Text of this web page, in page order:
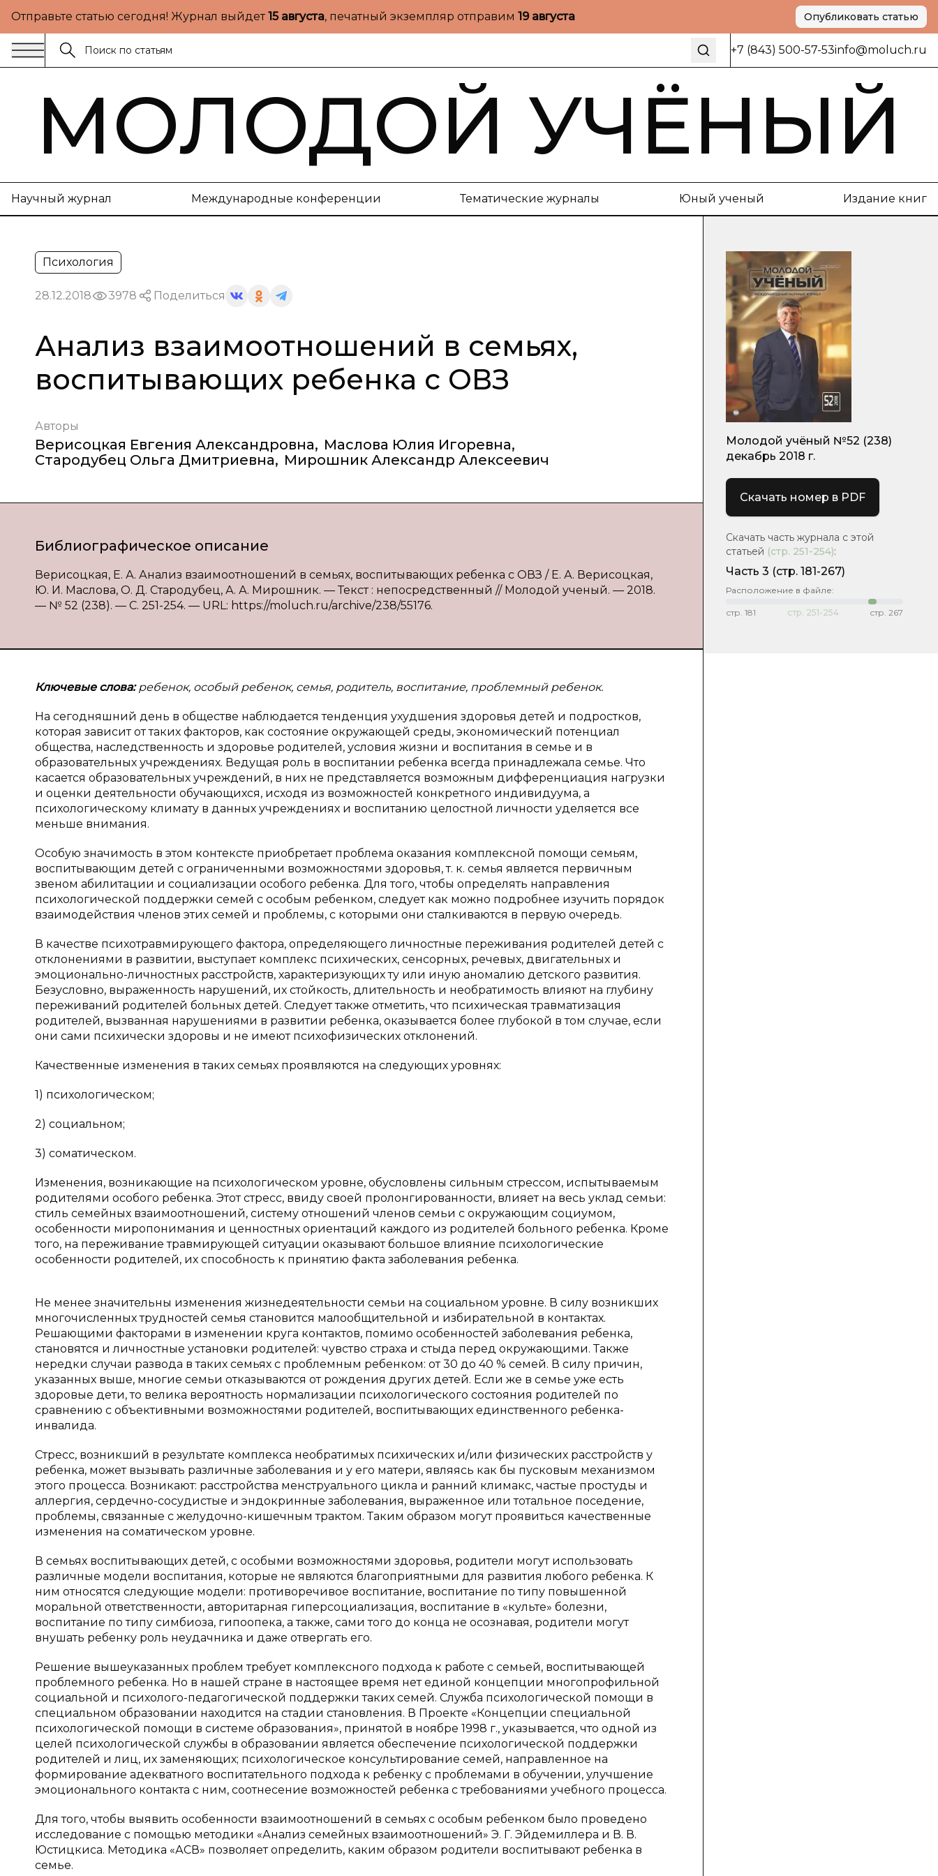
Отправьте статью сегодня! Журнал выйдет15 августа, печатный экземпляр отправим 19 августа Опубликовать статью
+7 (843) 500-57-53info@moluch.ru
МОЛОДОЙ УЧЁНЫЙ
Научный журнал Международные конференции Тематические журналы Юный ученый Издание книг
Психология
28.12.2018 3978 Поделиться
Анализ взаимоотношений в семьях,
воспитывающих ребенка с ОВЗ
Авторы
Верисоцкая Евгения Александровна, Маслова Юлия Игоревна,
Стародубец Ольга Дмитриевна, Мирошник Александр Алексеевич
Библиографическое описание
Верисоцкая, Е. А. Анализ взаимоотношений в семьях, воспитывающих ребенка с ОВЗ / Е. А. Верисоцкая,
Ю. И. Маслова, О. Д. Стародубец, А. А. Мирошник. — Текст : непосредственный // Молодой ученый. — 2018.
— № 52 (238). — С. 251-254. — URL: https://moluch.ru/archive/238/55176.
Ключевые слова:ребенок, особый ребенок, семья, родитель, воспитание, проблемный ребенок.
На сегодняшний день в обществе наблюдается тенденция ухудшения здоровья детей и подростков,
которая зависит от таких факторов, как состояние окружающей среды, экономический потенциал
общества, наследственность и здоровье родителей, условия жизни и воспитания в семье и в
образовательных учреждениях. Ведущая роль в воспитании ребенка всегда принадлежала семье. Что
касается образовательных учреждений, в них не представляется возможным дифференциация нагрузки
и оценки деятельности обучающихся, исходя из возможностей конкретного индивидуума, а
психологическому климату в данных учреждениях и воспитанию целостной личности уделяется все
меньше внимания.
Особую значимость в этом контексте приобретает проблема оказания комплексной помощи семьям,
воспитывающим детей с ограниченными возможностями здоровья, т. к. семья является первичным
звеном абилитации и социализации особого ребенка. Для того, чтобы определять направления
психологической поддержки семей с особым ребенком, следует как можно подробнее изучить порядок
взаимодействия членов этих семей и проблемы, с которыми они сталкиваются в первую очередь.
В качестве психотравмирующего фактора, определяющего личностные переживания родителей детей с
отклонениями в развитии, выступает комплекс психических, сенсорных, речевых, двигательных и
эмоционально-личностных расстройств, характеризующих ту или иную аномалию детского развития.
Безусловно, выраженность нарушений, их стойкость, длительность и необратимость влияют на глубину
переживаний родителей больных детей. Следует также отметить, что психическая травматизация
родителей, вызванная нарушениями в развитии ребенка, оказывается более глубокой в том случае, если
они сами психически здоровы и не имеют психофизических отклонений.
Качественные изменения в таких семьях проявляются на следующих уровнях:
1) психологическом;
2) социальном;
3) соматическом.
Изменения, возникающие на психологическом уровне, обусловлены сильным стрессом, испытываемым
родителями особого ребенка. Этот стресс, ввиду своей пролонгированности, влияет на весь уклад семьи:
стиль семейных взаимоотношений, систему отношений членов семьи с окружающим социумом,
особенности миропонимания и ценностных ориентаций каждого из родителей больного ребенка. Кроме
того, на переживание травмирующей ситуации оказывают большое влияние психологические
особенности родителей, их способность к принятию факта заболевания ребенка.
Не менее значительны изменения жизнедеятельности семьи на социальном уровне. В силу возникших
многочисленных трудностей семья становится малообщительной и избирательной в контактах.
Решающими факторами в изменении круга контактов, помимо особенностей заболевания ребенка,
становятся и личностные установки родителей: чувство страха и стыда перед окружающими. Также
нередки случаи развода в таких семьях с проблемным ребенком: от 30 до 40 % семей. В силу причин,
указанных выше, многие семьи отказываются от рождения других детей. Если же в семье уже есть
здоровые дети, то велика вероятность нормализации психологического состояния родителей по
сравнению с объективными возможностями родителей, воспитывающих единственного ребенка-
инвалида.
Стресс, возникший в результате комплекса необратимых психических и/или физических расстройств у
ребенка, может вызывать различные заболевания и у его матери, являясь как бы пусковым механизмом
этого процесса. Возникают: расстройства менструального цикла и ранний климакс, частые простуды и
аллергия, сердечно-сосудистые и эндокринные заболевания, выраженное или тотальное поседение,
проблемы, связанные с желудочно-кишечным трактом. Таким образом могут проявиться качественные
изменения на соматическом уровне.
В семьях воспитывающих детей, с особыми возможностями здоровья, родители могут использовать
различные модели воспитания, которые не являются благоприятными для развития любого ребенка. К
ним относятся следующие модели: противоречивое воспитание, воспитание по типу повышенной
моральной ответственности, авторитарная гиперсоциализация, воспитание в «культе» болезни,
воспитание по типу симбиоза, гипоопека, а также, сами того до конца не осознавая, родители могут
внушать ребенку роль неудачника и даже отвергать его.
Решение вышеуказанных проблем требует комплексного подхода к работе с семьей, воспитывающей
проблемного ребенка. Но в нашей стране в настоящее время нет единой концепции многопрофильной
социальной и психолого-педагогической поддержки таких семей. Служба психологической помощи в
специальном образовании находится на стадии становления. В Проекте «Концепции специальной
психологической помощи в системе образования», принятой в ноябре 1998 г., указывается, что одной из
целей психологической службы в образовании является обеспечение психологической поддержки
родителей и лиц, их заменяющих; психологическое консультирование семей, направленное на
формирование адекватного воспитательного подхода к ребенку с проблемами в обучении, улучшение
эмоционального контакта с ним, соотнесение возможностей ребенка с требованиями учебного процесса.
Для того, чтобы выявить особенности взаимоотношений в семьях с особым ребенком было проведено
исследование с помощью методики «Анализ семейных взаимоотношений» Э. Г. Эйдемиллера и В. В.
Юстицкиса. Методика «АСВ» позволяет определить, каким образом родители воспитывают ребенка в
семье.
Молодой учёный №52 (238)
декабрь 2018 г.
Скачать номер в PDF
Скачать часть журнала с этой
статьей (стр. 251-254):
Часть 3 (стр. 181-267)
Расположение в файле:
стр. 181 стр. 251-254 стр. 267